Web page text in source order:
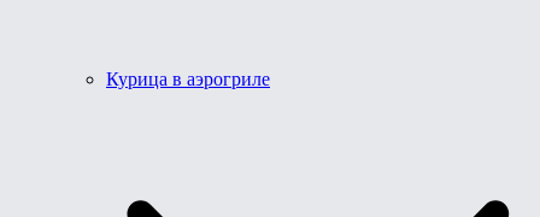
Курица в аэрогриле